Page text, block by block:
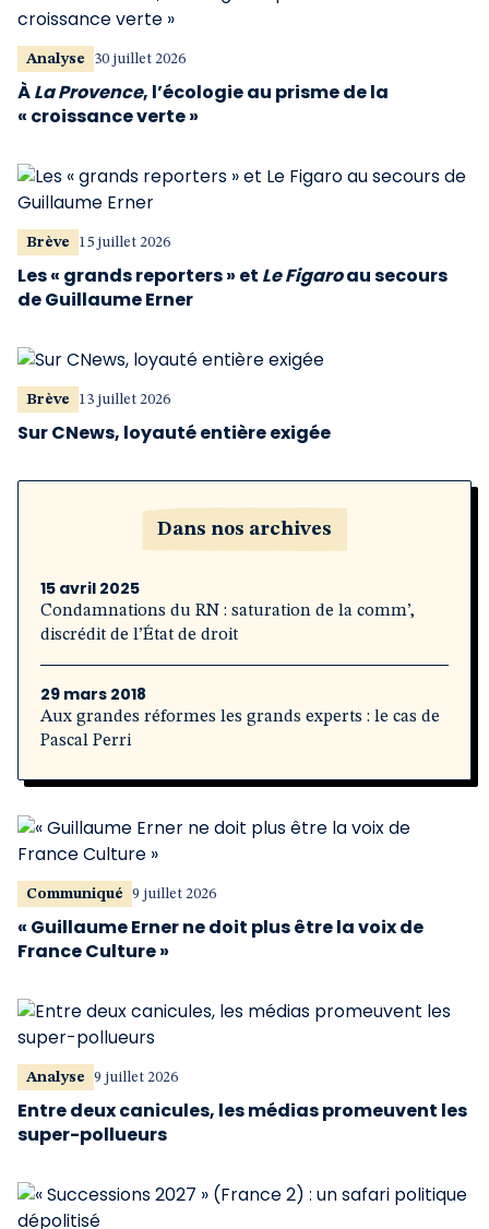
Analyse 30 juillet 2026
ÀLa Provence, l’écologie au prisme de la
« croissance verte »
Brève 15 juillet 2026
Les « grands reporters » et Le Figaroau secours
de Guillaume Erner
Brève 13 juillet 2026
Sur CNews, loyauté entière exigée
Dans nos archives
15 avril 2025
Condamnations du RN : saturation de la comm’,
discrédit de l’État de droit
29 mars 2018
Aux grandes réformes les grands experts : le cas de
Pascal Perri
Communiqué 9 juillet 2026
« Guillaume Erner ne doit plus être la voix de
France Culture »
Analyse 9 juillet 2026
Entre deux canicules, les médias promeuvent les
super-pollueurs